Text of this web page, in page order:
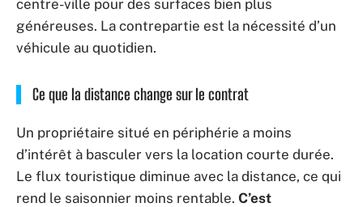
centre-ville pour des surfaces bien plus
généreuses. La contrepartie est la nécessité d’un
véhicule au quotidien.
Ce que la distance change sur le contrat
Un propriétaire situé en périphérie a moins
d’intérêt à basculer vers la location courte durée.
Le flux touristique diminue avec la distance, ce qui
rend le saisonnier moins rentable. C’est